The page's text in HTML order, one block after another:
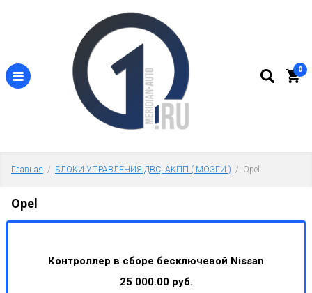
0
Главная
  /
БЛОКИ УПРАВЛЕНИЯ ДВС, АКПП ( МОЗГИ )
  /  Opel
Opel
Контроллер в сборе бесключевой Nissan
25 000.00 руб.